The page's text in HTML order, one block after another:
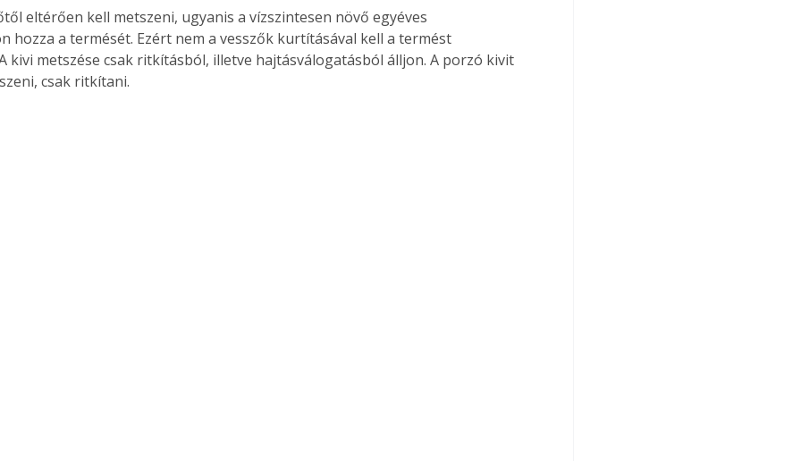
eltérően kell metszeni, ugyanis a vízszintesen növő egyéves
hozza a termését. Ezért nem a vesszők kurtításával kell a termést
kivi metszése csak ritkításból, illetve hajtásválogatásból álljon. A porzó kivit
csak ritkítani.